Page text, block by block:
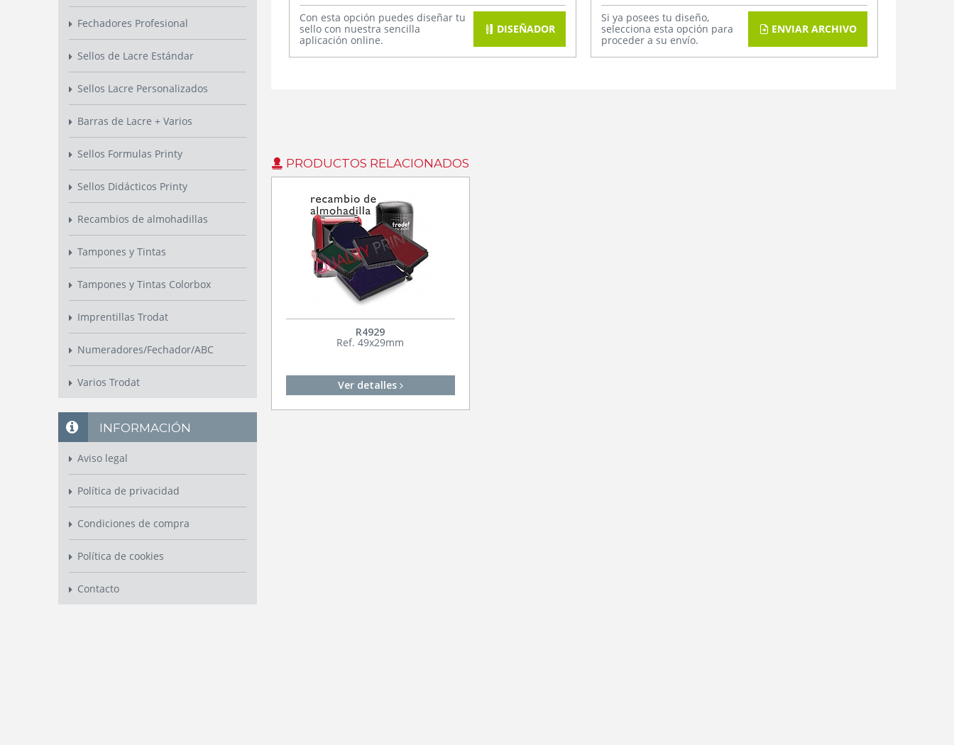
Fechadores Profesional
Sellos de Lacre Estándar
Sellos Lacre Personalizados
Barras de Lacre + Varios
Sellos Formulas Printy
Sellos Didácticos Printy
Recambios de almohadillas
Tampones y Tintas
Tampones y Tintas Colorbox
Imprentillas Trodat
Numeradores/Fechador/ABC
Varios Trodat
INFORMACIÓN
Aviso legal
Política de privacidad
Condiciones de compra
Política de cookies
Contacto
Con esta opción puedes diseñar tu
sello con nuestra sencilla
aplicación online.
DISEÑADOR
Si ya posees tu diseño,
selecciona esta opción para
proceder a su envío.
ENVIAR ARCHIVO
PRODUCTOS RELACIONADOS
R4929
Ref. 49x29mm
Ver detalles